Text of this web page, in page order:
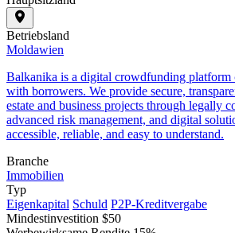
Betriebsland
Moldawien
Balkanika is a digital crowdfunding platform
with borrowers. We provide secure,
estate and business projects through legally
advanced risk management, and digital
accessible, reliable, and easy to understand.
Branche
Immobilien
Typ
Eigenkapital Schuld P2P-Kreditvergabe
Mindestinvestition $50